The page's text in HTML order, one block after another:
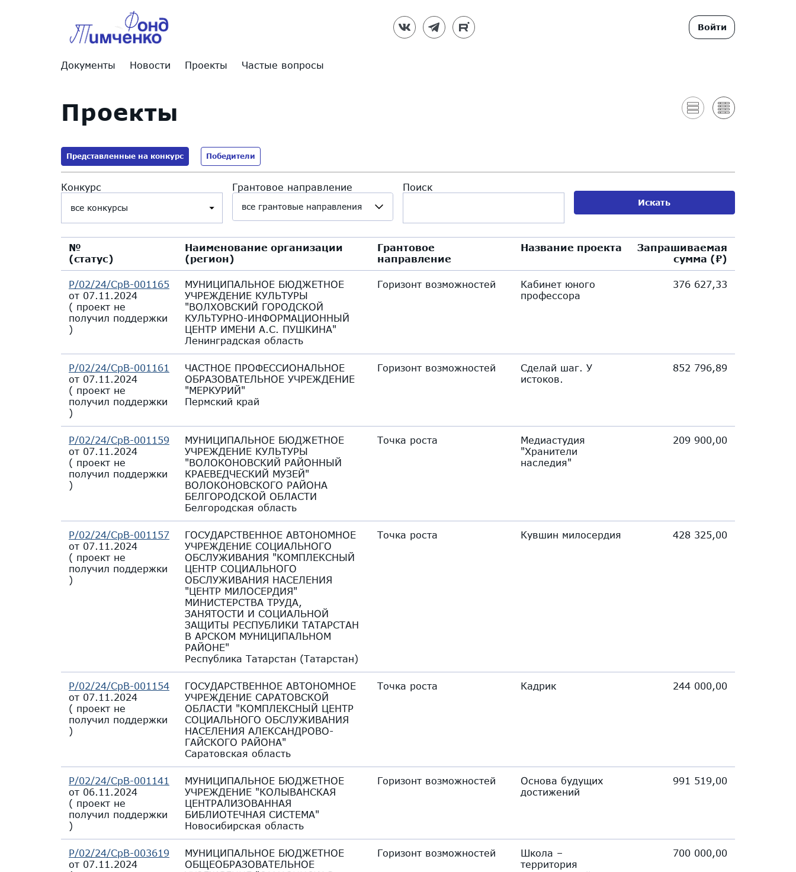
Войти
Документы Новости Проекты Частые вопросы
Проекты
Представленные на конкурс Победители
Конкурс Грантовое направление
все грантовые направления
Поиск
№
(cтатус)
Наименование организации
(регион)
Грантовое
направление
Название проекта
Запрашиваемая
сумма (₽)
Р/02/24/СрВ-001165
от 07.11.2024
( проект не
получил поддержки
)
МУНИЦИПАЛЬНОЕ БЮДЖЕТНОЕ
УЧРЕЖДЕНИЕ КУЛЬТУРЫ
"ВОЛХОВСКИЙ ГОРОДСКОЙ
КУЛЬТУРНО-ИНФОРМАЦИОННЫЙ
ЦЕНТР ИМЕНИ А.С. ПУШКИНА"
Ленинградская область
Горизонт возможностей
Кабинет юного
профессора
376 627,33
Р/02/24/СрВ-001161
от 07.11.2024
( проект не
получил поддержки
)
ЧАСТНОЕ ПРОФЕССИОНАЛЬНОЕ
ОБРАЗОВАТЕЛЬНОЕ УЧРЕЖДЕНИЕ
"МЕРКУРИЙ"
Пермский край
Горизонт возможностей
Сделай шаг. У
истоков.
852 796,89
Р/02/24/СрВ-001159
от 07.11.2024
( проект не
получил поддержки
)
МУНИЦИПАЛЬНОЕ БЮДЖЕТНОЕ
УЧРЕЖДЕНИЕ КУЛЬТУРЫ
"ВОЛОКОНОВСКИЙ РАЙОННЫЙ
КРАЕВЕДЧЕСКИЙ МУЗЕЙ"
ВОЛОКОНОВСКОГО РАЙОНА
БЕЛГОРОДСКОЙ ОБЛАСТИ
Белгородская область
Точка роста
Медиастудия
"Хранители
наследия"
209 900,00
Р/02/24/СрВ-001157
от 07.11.2024
( проект не
получил поддержки
)
ГОСУДАРСТВЕННОЕ АВТОНОМНОЕ
УЧРЕЖДЕНИЕ СОЦИАЛЬНОГО
ОБСЛУЖИВАНИЯ "КОМПЛЕКСНЫЙ
ЦЕНТР СОЦИАЛЬНОГО
ОБСЛУЖИВАНИЯ НАСЕЛЕНИЯ
"ЦЕНТР МИЛОСЕРДИЯ"
МИНИСТЕРСТВА ТРУДА,
ЗАНЯТОСТИ И СОЦИАЛЬНОЙ
ЗАЩИТЫ РЕСПУБЛИКИ ТАТАРСТАН
В АРСКОМ МУНИЦИПАЛЬНОМ
РАЙОНЕ"
Республика Татарстан (Татарстан)
Точка роста Кувшин милосердия 428 325,00
Р/02/24/СрВ-001154
от 07.11.2024
( проект не
получил поддержки
)
ГОСУДАРСТВЕННОЕ АВТОНОМНОЕ
УЧРЕЖДЕНИЕ САРАТОВСКОЙ
ОБЛАСТИ "КОМПЛЕКСНЫЙ ЦЕНТР
СОЦИАЛЬНОГО ОБСЛУЖИВАНИЯ
НАСЕЛЕНИЯ АЛЕКСАНДРОВО-
ГАЙСКОГО РАЙОНА"
Саратовская область
Точка роста Кадрик 244 000,00
Р/02/24/СрВ-001141
от 06.11.2024
( проект не
получил поддержки
)
МУНИЦИПАЛЬНОЕ БЮДЖЕТНОЕ
УЧРЕЖДЕНИЕ "КОЛЫВАНСКАЯ
ЦЕНТРАЛИЗОВАННАЯ
БИБЛИОТЕЧНАЯ СИСТЕМА"
Новосибирская область
Горизонт возможностей
Основа будущих
достижений
991 519,00
Р/02/24/СрВ-003619
от 07.11.2024
МУНИЦИПАЛЬНОЕ БЮДЖЕТНОЕ
ОБЩЕОБРАЗОВАТЕЛЬНОЕ
Горизонт возможностей
Школа –
территория
700 000,00